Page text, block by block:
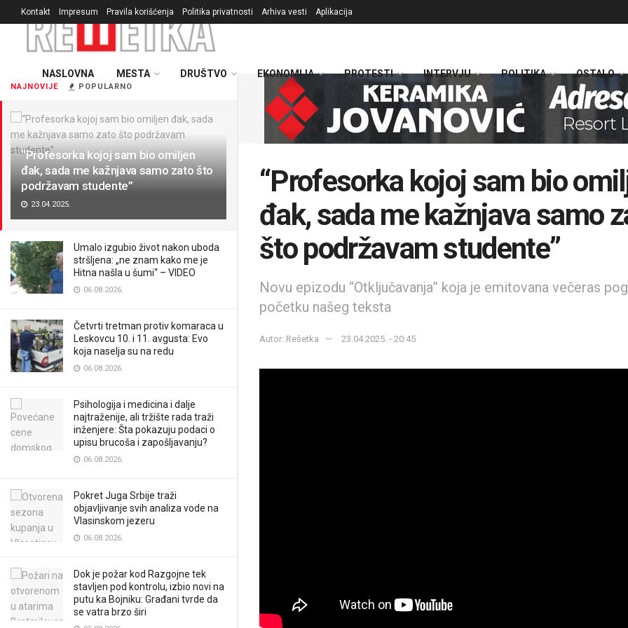
NAJNOVIJE POPULARNO
“Profesorka kojoj sam bio omiljen
đak, sada me kažnjava samo zato što
podržavam studente”
23.04.2025.
Umalo izgubio život nakon uboda
stršljena: „ne znam kako me je
Hitna našla u šumi“ – VIDEO
06.08.2026.
Četvrti tretman protiv komaraca u
Leskovcu 10. i 11. avgusta: Evo
koja naselja su na redu
06.08.2026.
Psihologija i medicina i dalje
najtraženije, ali tržište rada traži
inženjere: Šta pokazuju podaci o
upisu brucoša i zapošljavanju?
06.08.2026.
Pokret Juga Srbije traži
objavljivanje svih analiza vode na
Vlasinskom jezeru
06.08.2026.
Dok je požar kod Razgojne tek
stavljen pod kontrolu, izbio novi na
putu ka Bojniku: Građani tvrde da
se vatra brzo širi
Kontakt Impresum Pravila korišćenja Politika privatnosti Arhiva vesti Aplikacija
NASLOVNA MESTA DRUŠTVO EKONOMIJA PROTESTI INTERVJU POLITIKA OSTALO
“Profesorka kojoj sam bio
đak, sada me kažnjava samo
što podržavam studente”
Novu epizodu “Otključavanja” koja je emitovana večeras
početku našeg teksta
Autor: Rešetka 23.04.2025. - 20:45